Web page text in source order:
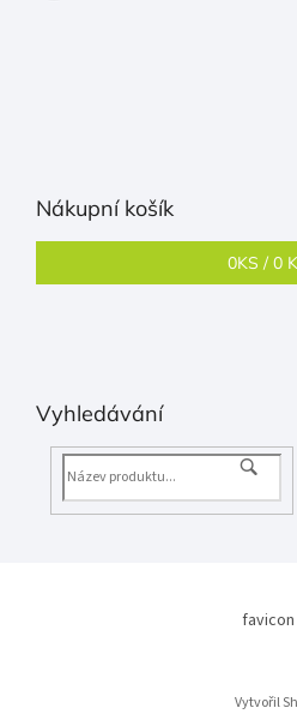
Nákupní košík
0KS /0
Vyhledávání
favicon
Vytvořil